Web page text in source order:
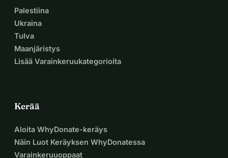
Palestiina
Ukraina
Tulva
Maanjäristys
Lisää Varainkeruukategorioita
Kerää
Aloita WhyDonate-keräys
Näin Luot Keräyksen WhyDonatessa
Varainkeruuoppaat